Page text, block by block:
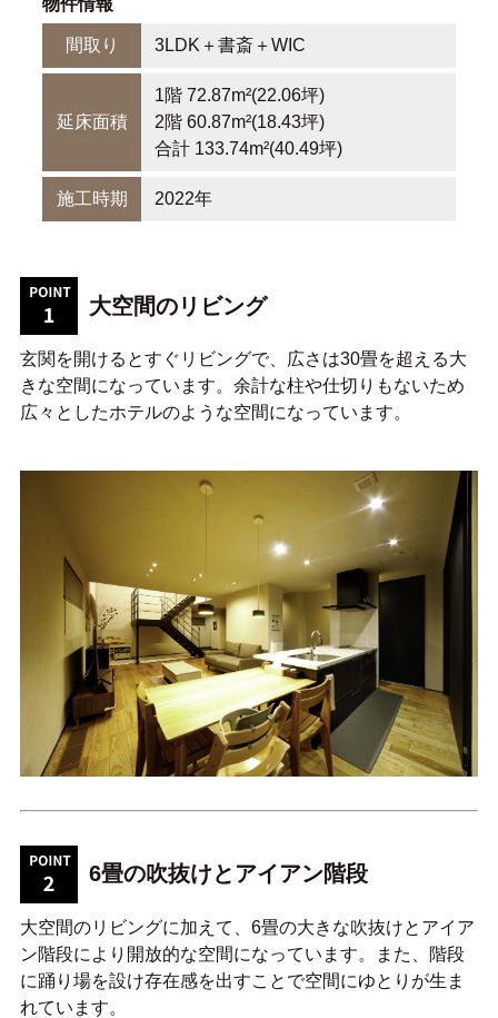
物件情報
間取り 3LDK＋書斎＋WIC
延床面積
1階 72.87m²(22.06坪)
2階 60.87m²(18.43坪)
合計 133.74m²(40.49坪)
施工時期 2022年
大空間のリビング
玄関を開けるとすぐリビングで、広さは30畳を超える大
きな空間になっています。余計な柱や仕切りもないため
広々としたホテルのような空間になっています。
6畳の吹抜けとアイアン階段
大空間のリビングに加えて、6畳の大きな吹抜けとアイア
ン階段により開放的な空間になっています。また、階段
に踊り場を設け存在感を出すことで空間にゆとりが生ま
れています。